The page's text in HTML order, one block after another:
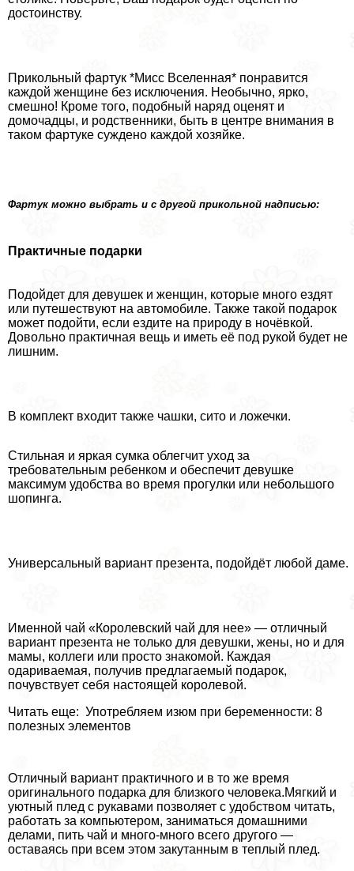
достоинству.
Прикольный фартук *Мисс Вселенная* понравится
каждой женщине без исключения. Необычно, ярко,
смешно! Кроме того, подобный наряд оценят и
домочадцы, и родственники, быть в центре внимания в
таком фартуке суждено каждой хозяйке.
Фартук можно выбрать и с другой прикольной надписью:
Пpaктичные подарки
Подойдет для дeвyшек и женщин, которые много ездят
или путешествуют на автомобиле. Также такой подарок
может подойти, если ездите на природу в ночёвкой.
Довольно пpaктичная вещь и иметь её под рукой будет не
лишним.
В комплект входит также чашки, сито и ложечки.
Стильная и яркая сумка облегчит уход за
требовательным ребенком и обеспечит дeвyшке
максимум удобства во время прогулки или небольшого
шопинга.
Универсальный вариант презента, подойдёт любой даме.
Именной чай «Королевский чай для нее» — отличный
вариант презента не только для дeвyшки, жены, но и для
мамы, коллеги или просто знакомой. Каждая
одариваемая, получив предлагаемый подарок,
почувствует себя настоящей королевой.
Читать еще: Употрeбляем изюм при беременности: 8
полезных элементов
Отличный вариант пpaктичного и в то же время
оригинального подарка для близкого человека.Мягкий и
уютный плед с рукавами позволяет с удобством читать,
работать за компьютером, заниматься домашними
делами, пить чай и много-много всего другого —
оставаясь при всем этом закутанным в теплый плед.